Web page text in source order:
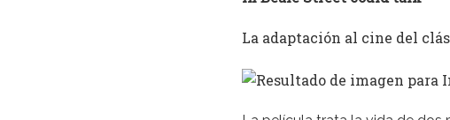
Tags: Festival de Mar del Plata